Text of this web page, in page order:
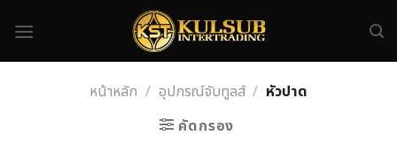
หน้าหลัก / อุปกรณ์จับทูลส์ / หัวปาด
คัดกรอง